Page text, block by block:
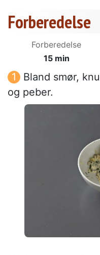
Forberedelse
Forberedelse
15 min
Bland smør,
og peber.